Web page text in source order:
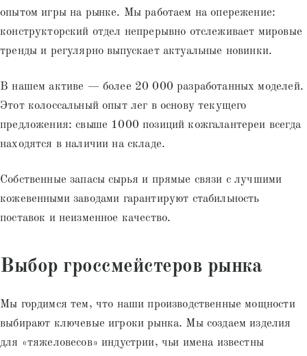
опытом игры на рынке. Мы работаем на опережение:
конструкторский отдел непрерывно отслеживает мировые
тренды и регулярно выпускает актуальные новинки.
В нашем активе — более 20 000 разработанных моделей.
Этот колоссальный опыт лег в основу текущего
предложения: свыше 1000 позиций кожгалантереи всегда
находятся в наличии на складе.
Собственные запасы сырья и прямые связи с лучшими
кожевенными заводами гарантируют стабильность
поставок и неизменное качество.
Выбор гроссмейстеров рынка
Мы гордимся тем, что наши производственные мощности
выбирают ключевые игроки рынка. Мы создаем изделия
для «тяжеловесов» индустрии, чьи имена известны